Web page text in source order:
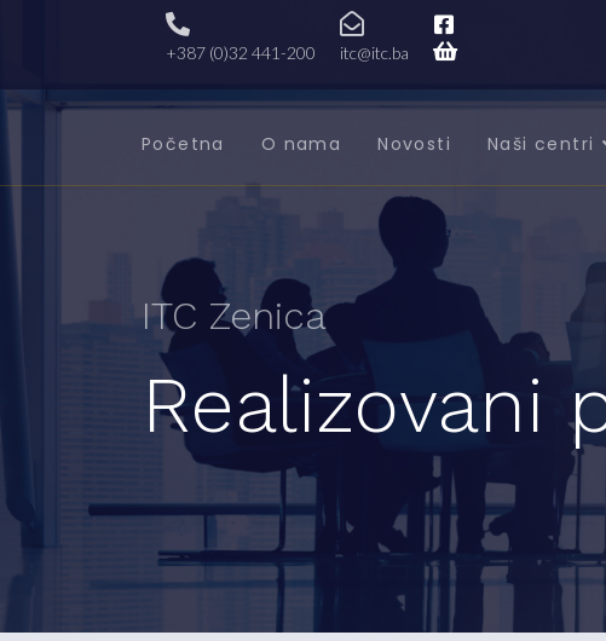
+387 (0)32 441-200 itc@itc.ba
Početna O nama Novosti Naši centri
ITC Zenica
Realizovani